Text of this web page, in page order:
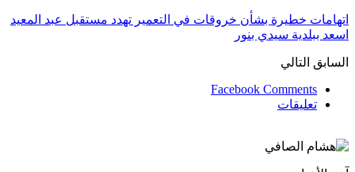
اتهامات خطيرة بشأن خروقات في التعمير تهدد مستقبل عبد المعيد
اسعد ببلدية سيدي بنور
السابق التالي
Facebook Comments
تعليقات